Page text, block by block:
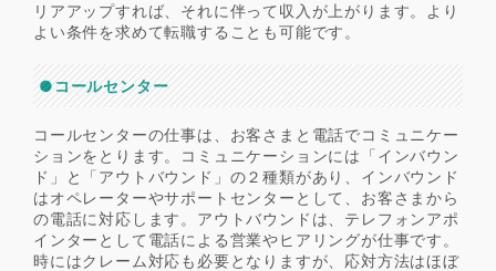
リアアップすれば、それに伴って収入が上がります。より
よい条件を求めて転職することも可能です。
●コールセンター
コールセンターの仕事は、お客さまと電話でコミュニケー
ションをとります。コミュニケーションには「インバウン
ド」と「アウトバウンド」の２種類があり、インバウンド
はオペレーターやサポートセンターとして、お客さまから
の電話に対応します。アウトバウンドは、テレフォンアポ
インターとして電話による営業やヒアリングが仕事です。
時にはクレーム対応も必要となりますが、応対方法はほぼ